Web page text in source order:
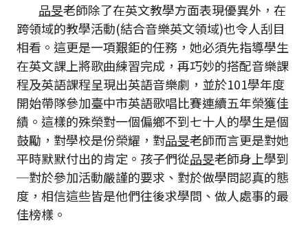
品旻老師除了在英文教學方面表現優異外，在
跨領域的教學活動(結合音樂英文領域)也令人刮目
相看。這更是一項艱鉅的任務，她必須先指導學生
在英文課上將歌曲練習完成，再巧妙的搭配音樂課
程及英語課程呈現出英語音樂劇，並於101學年度
開始帶隊參加臺中市英語歌唱比賽連續五年榮獲佳
績。這樣的殊榮對一個偏鄉不到七十人的學生是個
鼓勵，對學校是份榮耀，對品旻老師而言更是對她
平時默默付出的肯定。孩子們從品旻老師身上學到
─對於參加活動嚴謹的要求、對於做學問認真的態
度，相信這些皆是他們往後求學問、做人處事的最
佳榜樣。